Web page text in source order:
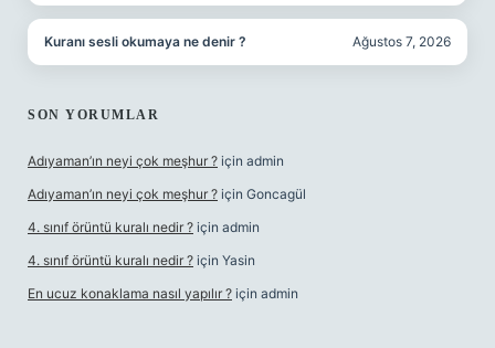
Kuranı sesli okumaya ne denir ? Ağustos 7, 2026
SON YORUMLAR
Adıyaman’ın neyi çok meşhur ? için admin
Adıyaman’ın neyi çok meşhur ? için Goncagül
4. sınıf örüntü kuralı nedir ? için admin
4. sınıf örüntü kuralı nedir ? için Yasin
En ucuz konaklama nasıl yapılır ? için admin